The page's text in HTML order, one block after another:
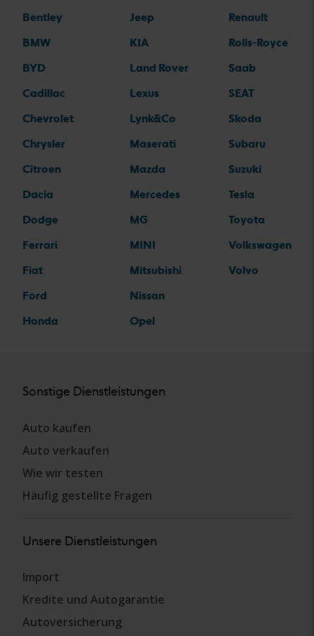
Bentley
BMW
BYD
Cadillac
Chevrolet
Chrysler
Citroen
Dacia
Dodge
Ferrari
Fiat
Ford
Honda
Jeep
KIA
Land Rover
Lexus
Lynk&Co
Maserati
Mazda
Mercedes
MG
MINI
Mitsubishi
Nissan
Opel
Renault
Rolls-Royce
Saab
SEAT
Skoda
Subaru
Suzuki
Tesla
Toyota
Volkswagen
Volvo
Sonstige Dienstleistungen
Auto kaufen
Auto verkaufen
Wie wir testen
Häufig gestellte Fragen
Unsere Dienstleistungen
Import
Kredite und Autogarantie
Autoversicherung